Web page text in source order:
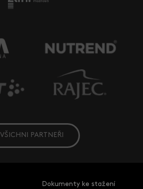
VŠICHNI PARTNEŘI
Dokumenty ke stažení